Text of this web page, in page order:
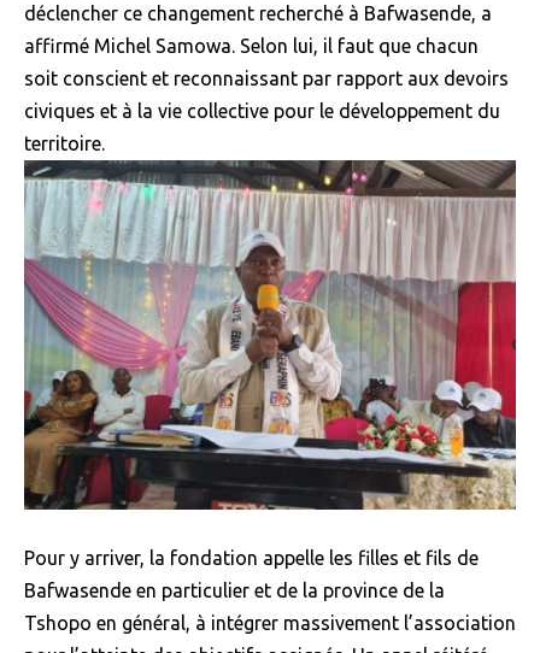
déclencher ce changement recherché à Bafwasende, a
affirmé Michel Samowa. Selon lui, il faut que chacun
soit conscient et reconnaissant par rapport aux devoirs
civiques et à la vie collective pour le développement du
territoire.
Pour y arriver, la fondation appelle les filles et fils de
Bafwasende en particulier et de la province de la
Tshopo en général, à intégrer massivement l’association